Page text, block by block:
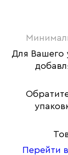
Для Вашего
Перейти